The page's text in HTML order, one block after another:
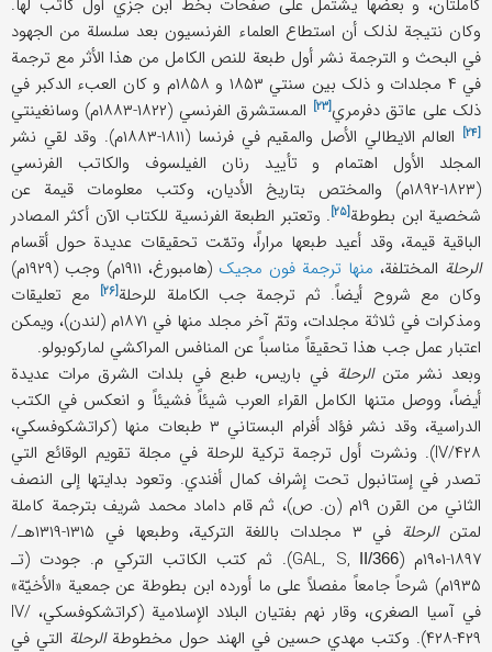
کاملتان، و بعضها یشتمل علی صفحات بخط ابن جزي أول کاتب لها.
وکان نتیجة لذلک أن استطاع العلماء الفرنسیون بعد سلسلة من الجهود
في البحث و الترجمة نشر أول طبعة للنص الکامل من هذا الأثر مع ترجمة
في ۴ مجلدات و ذلک بین سنتي ۱۸۵۳ و ۱۸۵۸م و کان العبء الدکبر في
ذلک علی عاتقدفرمري[۲۳] المستشرق الفرنسي (۱۸۲۲-۱۸۸۳م) و سانغینتي
[۲۴]
العالم الایطالي الأصل والمقیم في فرنسا (۱۸۱۱-۱۸۸۳م). وقد لقي نشر
المجلد الأول اهتمام و تأیید رنان الفیلسوف والکاتب الفرنسي
(۱۸۲۳-۱۸۹۲م) والمختص بتاریخ الأدیان، و
کتب معلومات قیمة عن
شخصیة ابن بطوطة[۲۵]
. وتعتبر الطبعة الفرنسیة للکتاب الآن أکثر المصادر
الباقیة قیمة، وقد أعید طبعها مراراً، وتمّت تحقیقات عدیدة حول أقسام
الرحلة المختلفة، منها ترجمة فون مجیک
(هامبورغ، ۱۹۱۱م) وجب (۱۹۲۹م)
وکان مع شروح أیضاً. ثم ترجمةجب الکاملة للرحلة[۲۶]
مع تعلیقات
ومذکرات في ثلاثة مجلدات، وتمّ آخر مجلد منها في ۱۸۷۱م (لندن)، ویمکن
اعتبار عمل جب هذا تحقیقاً مناسباً عن المنافس المراکشي لمارکوبولو.
وبعد نشر متنالرحلة في باریس، طبع في بلدات الشرق مرات عدیدة
أیضاً، ووصل متنها الکامل القراء العرب شیئاً فشیئاً و انعکس في الکتب
الدراسیة، وقد نشر فؤاد أفرام البستاني ۳ طبعات منها (کراتشکوفسکي،
IV/۴۲۸). ونشرت أول ترجمة ترکیة للرحلة في مجلة تقویم الوقائع التي
تصدر في إستانبول تحت إشراف کمال أفندي. وتعود بدایتها إلی النصف
الثاني من القرن ۱۹م (ن. ص)، ثم قام داماد محمد شریف بترجمة کاملة
لمتنالرحلة
في ۳ مجلدات باللغة الترکیة، وطبعها في ۱۳۱۵-۱۳۱۹هـ/
۱۸۹۷-۱۹۰۱م (GAL, S,
II/366
). ثم کتب الکاتب الترکي م. جودت (تـ
۱۹۳۵م) شرحاً جامعاً مفصلاً علی ما أورده ابن بطوطة عن جمعیة «الأخیّة»
في آسیا الصغری، وقار نهم بفتیان البلاد الإسلامیة (کراتشکوفسکي، IV/
۴۲۸-۴۲۹). وکتب مهدي حسین في الهند حول مخطوطة
الرحلة التي في